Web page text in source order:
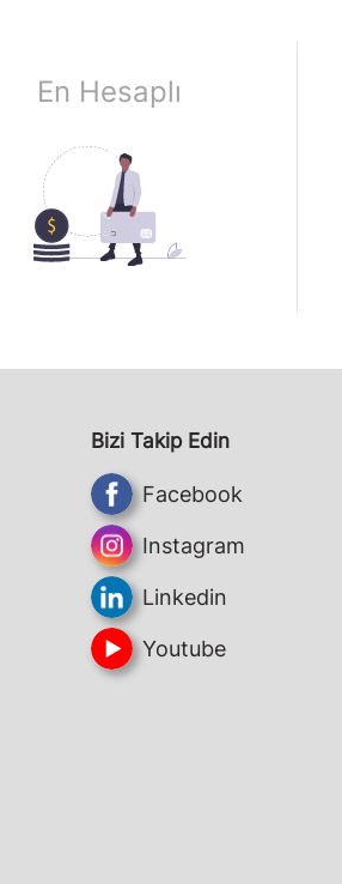
En Hesaplı
Bizi Takip Edin
Facebook
Instagram
Linkedin
Youtube